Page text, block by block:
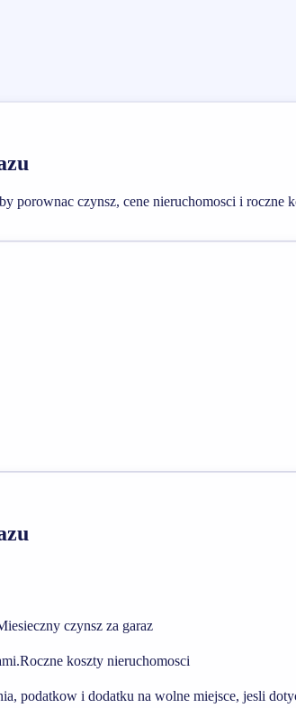
porownac czynsz, cene nieruchomosci i roczne
czynsz za garaz
Roczne koszty nieruchomosci
podatkow i dodatku na wolne miejsce, jesli